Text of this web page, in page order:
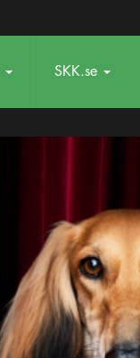
SKK.se